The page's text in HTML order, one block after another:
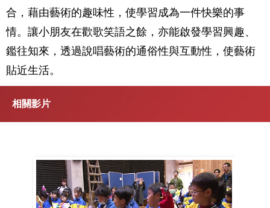
合，藉由藝術的趣味性，使學習成為一件快樂的事
情。讓小朋友在歡歌笑語之餘，亦能啟發學習興趣、
鑑往知來，透過說唱藝術的通俗性與互動性，使藝術
貼近生活。
相關影片